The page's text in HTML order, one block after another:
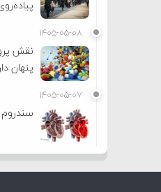
۱۴۰۵-۰۵-۰۸
نقش
پنهان
۱۴۰۵-۰۵-۰۷
سندروم